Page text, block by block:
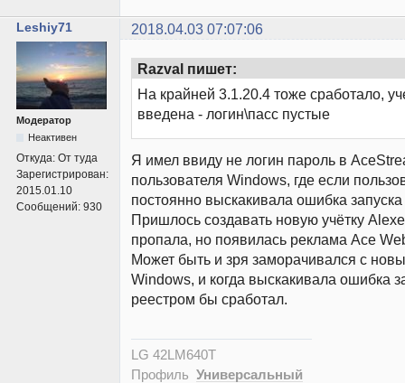
Leshiy71 2018.04.03 07:07:06
Модератор
Неактивен
Откуда: От туда
Зарегистрирован:
2015.01.10
Сообщений: 930
Razval пишет:
На крайней 3.1.20.4 тоже сработало,
введена - логин\пасс пустые
Я имел ввиду не логин пароль в
пользователя Windows, где если
постоянно выскакивала ошибка
Пришлось создавать новую учётку
пропала, но появилась реклама Ace
Может быть и зря заморачивался с
Windows, и когда выскакивала ошибка
реестром бы сработал.
LG 42LM640T
Профиль Универсальный